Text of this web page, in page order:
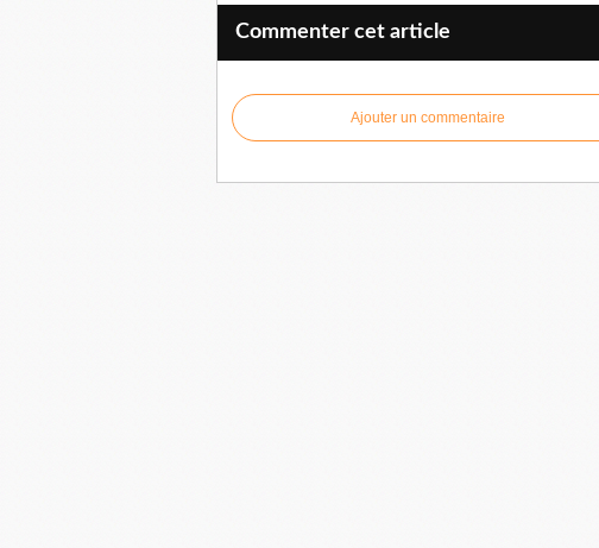
Commenter cet article
Ajouter un commentaire